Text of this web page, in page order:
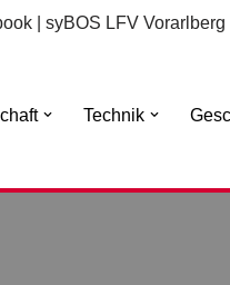
syBOS LFV Vorarlberg
Technik